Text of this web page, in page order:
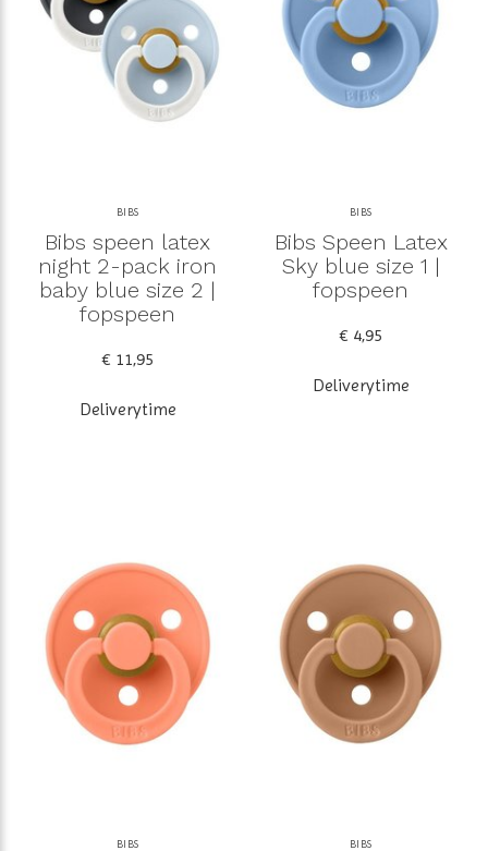
BIBS
Bibs speen latex
night 2-pack iron
baby blue size 2 |
fopspeen
€ 11,95
Deliverytime
BIBS
Bibs Speen Latex
Sky blue size 1 |
fopspeen
€ 4,95
Deliverytime
BIBS BIBS